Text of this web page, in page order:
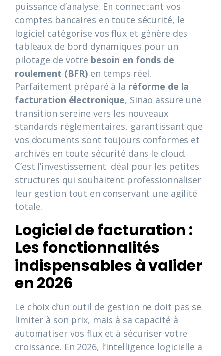
puissance d’analyse. En connectant vos
comptes bancaires en toute sécurité, le
logiciel catégorise vos flux et génère des
tableaux de bord dynamiques pour un
pilotage de votre besoin en fonds de
roulement (BFR) en temps réel.
Parfaitement préparé à la réforme de la
facturation électronique, Sinao assure une
transition sereine vers les nouveaux
standards réglementaires, garantissant que
vos documents sont toujours conformes et
archivés en toute sécurité dans le cloud.
C’est l’investissement idéal pour les petites
structures qui souhaitent professionnaliser
leur gestion tout en conservant une agilité
totale.
Logiciel de facturation :
Les fonctionnalités
indispensables à valider
en 2026
Le choix d’un outil de gestion ne doit pas se
limiter à son prix, mais à sa capacité à
automatiser vos flux et à sécuriser votre
croissance. En 2026, l’intelligence logicielle a